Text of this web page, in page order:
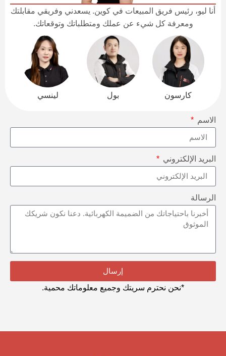
أنا ليو، رئيس فريق المبيعات في كوين. يسعدني وفريقي مقابلتك
ومعرفة كل شيء عن عملك ومتطلباتك وتوقعاتك.
كارسون بول لينسي
الاسم
البريد الإلكتروني
الرسالة
إرسال
*نحن نحترم سريتك وجميع معلوماتك محمية.